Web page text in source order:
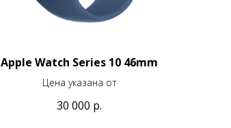
Apple Watch Series 10 46mm
Цена указана от
30 000 р.